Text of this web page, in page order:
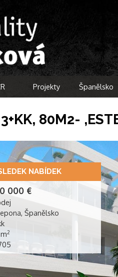
Projekty Španělsko
80M2-
NABÍDEK
000 €
Španělsko
2